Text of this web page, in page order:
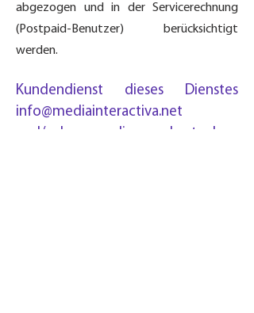
abgezogen und in der Servicerechnung
(Postpaid-Benutzer) berücksichtigt
werden.
Kundendienst dieses Dienstes
info@mediainteractiva.net
und/oder die kostenlose